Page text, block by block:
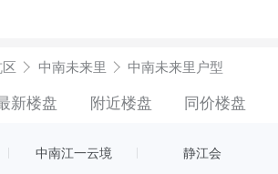
中南未来里 中南未来里户型
新楼盘 附近楼盘 同价楼盘
中南江一云境 静江会